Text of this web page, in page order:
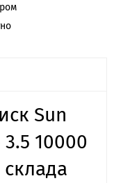
Sun
10000